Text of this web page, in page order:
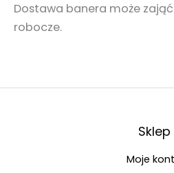
Dostawa banera może
robocze.
Sklep
Moje